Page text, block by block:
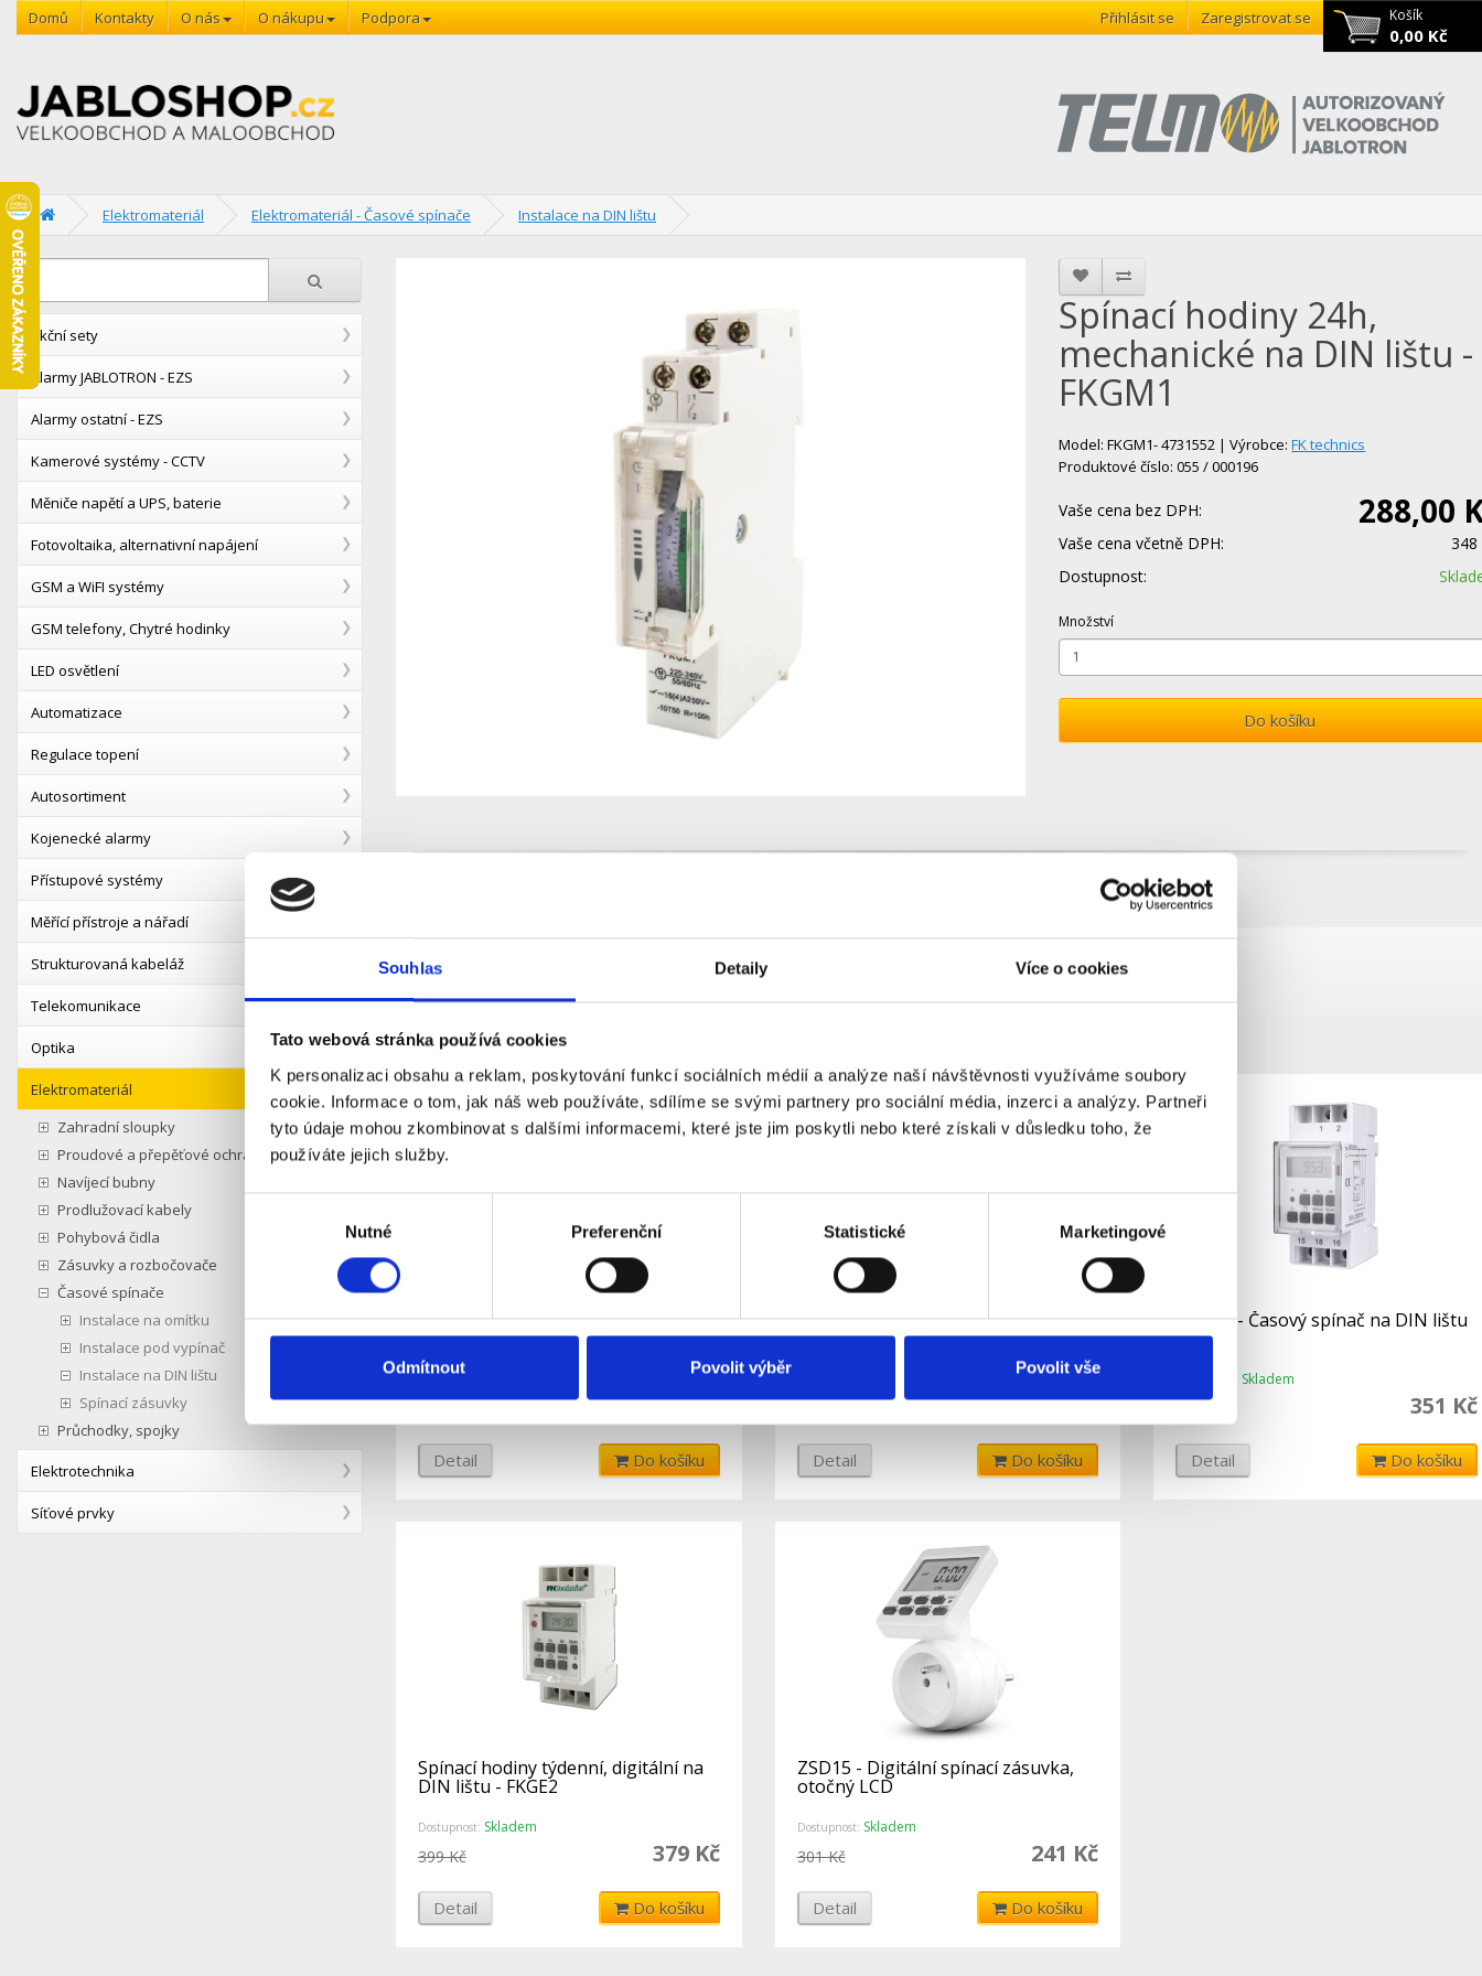
Souhlas Detaily Více o cookies
Tato webová stránka používá cookies
K personalizaci obsahu a reklam, poskytování funkcí sociálních médií a analýze naší návštěvnosti využíváme soubory
cookie. Informace o tom, jak náš web používáte, sdílíme se svými partnery pro sociální média, inzerci a analýzy. Partneři
tyto údaje mohou zkombinovat s dalšími informacemi, které jste jim poskytli nebo které získali v důsledku toho, že
používáte jejich služby.
Nutné Preferenční Statistické Marketingové
Odmítnout Povolit výběr Povolit vše
Košík
0,00 Kč
Domů Kontakty O nás O nákupu Podpora Přihlásit se Zaregistrovat se
Elektromateriál Elektromateriál - Časové spínače Instalace na DIN lištu
Akční sety
Alarmy JABLOTRON - EZS
Alarmy ostatní - EZS
Kamerové systémy - CCTV
Měniče napětí a UPS, baterie
Fotovoltaika, alternativní napájení
GSM a WiFI systémy
GSM telefony, Chytré hodinky
LED osvětlení
Automatizace
Regulace topení
Autosortiment
Kojenecké alarmy
Přístupové systémy
Měřící přístroje a nářadí
Strukturovaná kabeláž
Telekomunikace
Optika
Elektromateriál
Zahradní sloupky
Proudové a přepěťové ochrany
Navíjecí bubny
Prodlužovací kabely
Pohybová čidla
Zásuvky a rozbočovače
Časové spínače
Instalace na omítku
Instalace pod vypínač
Instalace na DIN lištu
Spínací zásuvky
Průchodky, spojky
Elektrotechnika
Síťové prvky
Spínací hodiny 24h,
mechanické na DIN lištu -
FKGM1
Model: FKGM1- 4731552 | Výrobce:FK technics
Produktové číslo: 055 / 000196
Vaše cena bez DPH: 288,00
Vaše cena včetně DPH:
348
Dostupnost:
Množství
Do košíku
Jednoduché mechanické spínací hodiny s 24hodinovým cyklem vhodné pro umístění do rozvaděčů na DIN lištu.
Podobné a související výrobky
Spínací zásuvka týdenní, digitální -
FKEF8
288 Kč
Detail Do košíku
Spínací zásuvka týdenní, digitální -
FKEF20
299 Kč
Detail Do košíku
CS4-16 - Časový spínač na DIN lištu
Skladem
351 Kč
Detail Do košíku
Spínací hodiny týdenní, digitální na
DIN lištu - FKGE2
Dostupnost: Skladem
379 Kč
399 Kč
Detail Do košíku
ZSD15 - Digitální spínací zásuvka,
otočný LCD
Dostupnost: Skladem
241 Kč
301 Kč
Detail Do košíku